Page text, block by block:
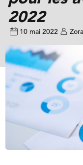
2022
10 mai 2022